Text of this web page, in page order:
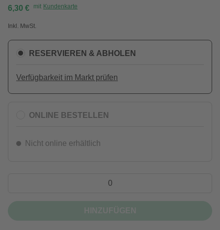
6,30 € mit Kundenkarte
Inkl. MwSt.
RESERVIEREN & ABHOLEN
Verfügbarkeit im Markt prüfen
ONLINE BESTELLEN
Nicht online erhältlich